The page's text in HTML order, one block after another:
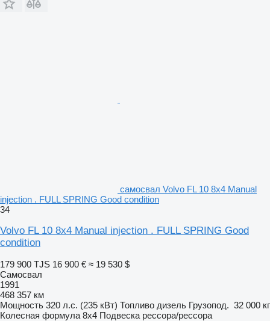
самосвал Volvo FL 10 8x4 Manual
injection . FULL SPRING Good condition
34
Volvo FL 10 8x4 Manual injection . FULL SPRING Good
condition
179 900 TJS 16 900 € ≈ 19 530 $
Самосвал
1991
468 357 км
Мощность 320 л.с. (235 кВт) Топливо дизель Грузопод. 32 000 кг
Колесная формула 8x4 Подвеска рессора/рессора